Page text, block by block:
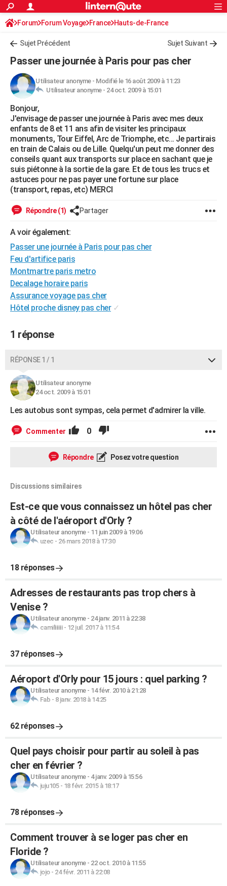
ACTUALITÉS
Politique
Société
Faits Divers
Education
Monde
Villes
+
FINANCE
Retraite
Impôts
Epargne
Immobilier
Risques naturels par ville
Banque
Assurance
Crédit
AUTO
Essais
Réserver un essai
Citadines
Berlines
SUV
Forum auto
+HIGH-TECH
Mobiles
Meilleur smartphone
Internet
Ordinateurs
Jeux vidéo
Guide high-tech
+BRICOLAGE
Forum
Aménagement intérieur
Extérieur
Cuisine
Salle de bains
Jardinage
Rangement
WEEK-END
Guides de France
Escapades
Patrimoine
Expositions
Musées
Week-end nature
LIFESTYLE
Art de vivre
Bien-être
Loisirs
ModeModes de vie
Alimentation
Guide de la santé
Maladies
Médicaments
Sommeil
Destinations
City break
Voyage nature
Voyage de noces
Forum
Climat
+
GUIDES D'ACHAT
BONS PLANS
CARTE DE VOEUX
Dictionnaire
Biographies
Citations
Expressions
Proverbes
PROGRAMME TV
COPAINS D'AVANT
S'inscrire
Se connecter
Lycées
Collèges
Primaires
Universités
Entreprises
Service militaire
Avis de recherche
AVIS DE DÉCÈS
S'inscrire
Connexion
Forum Forum Voyage France Hauts-de-France
Sujet Précédent Sujet Suivant
Passer une journée à Paris pour pas cher
Utilisateur anonyme- Modifié le 16 août 2009 à 11:23
Utilisateur anonyme - 24 oct. 2009 à 15:01
Bonjour,
J'envisage de passer une journée à Paris avec mes deux
enfants de 8 et 11 ans afin de visiter les principaux
monuments, Tour Eiffel, Arc de Triomphe, etc... Je partirais
en train de Calais ou de Lille. Quelqu'un peut me donner des
conseils quant aux transports sur place en sachant que je
suis piétonne à la sortie de la gare. Et de tous les trucs et
astuces pour ne pas payer une fortune sur place
(transport, repas, etc) MERCI
Répondre (1) Partager
A voir également:
Passer une journée à Paris pour pas cher
Feu d'artifice paris
Montmartre paris metro
Decalage horaire paris
Assurance voyage pas cher
Hôtel proche disney pas cher ✓
1 réponse
RÉPONSE 1 / 1
Utilisateur anonyme
24 oct. 2009 à 15:01
Les autobus sont sympas, cela permet d'admirer la ville.
Commenter 0
Répondre Posez votre question
Discussions similaires
Est-ce que vous connaissez un hôtel pas cher
à côté de l'aéroport d'Orly ?
Utilisateur anonyme- 11 juin 2009 à 19:06
uzec - 26 mars 2018 à 17:30
18 réponses
Adresses de restaurants pas trop chers à
Venise ?
Utilisateur anonyme- 24 janv. 2011 à 22:38
camiliiiiii- 12 juil. 2017 à 11:54
37 réponses
Aéroport d'Orly pour 15 jours : quel parking ?
Utilisateur anonyme- 14 févr. 2010 à 21:28
Fab - 8 janv. 2018 à 14:25
62 réponses
Quel pays choisir pour partir au soleil à pas
cher en février ?
Utilisateur anonyme- 4 janv. 2009 à 15:56
juju105- 18 févr. 2015 à 18:17
78 réponses
Comment trouver à se loger pas cher en
Floride ?
Utilisateur anonyme- 22 oct. 2010 à 11:55
jojo- 24 févr. 2011 à 22:08